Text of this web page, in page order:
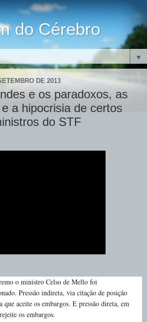
do Cérebro
▼
DE 2013
e os paradoxos, as
a hipocrisia de certos
do STF
o ministro Celso de Mello foi
Pressão indireta, via citação de posição
aceite os embargos. E pressão direta, em
os embargos.